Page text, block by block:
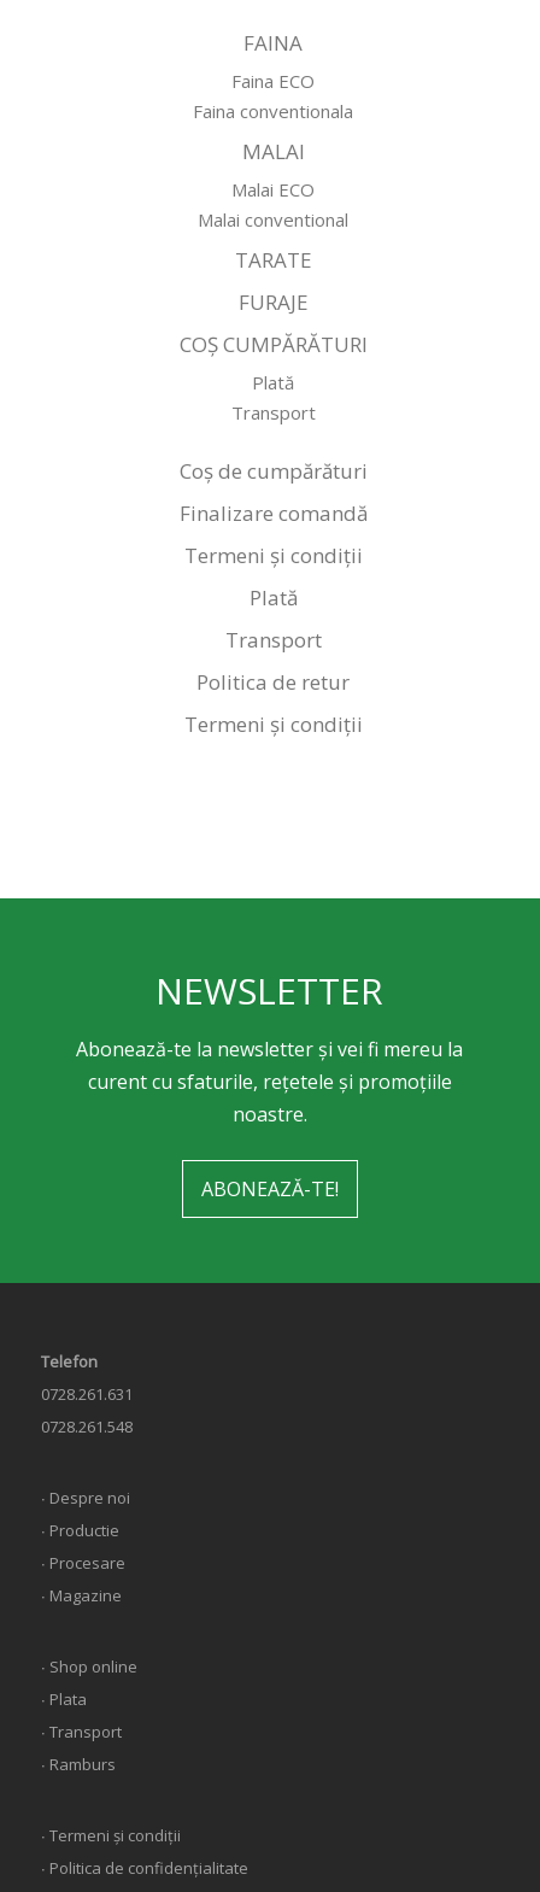
FAINA
Faina ECO
Faina conventionala
MALAI
Malai ECO
Malai conventional
TARATE
FURAJE
COȘ CUMPĂRĂTURI
Plată
Transport
Coș de cumpărături
Finalizare comandă
Termeni și condiții
Plată
Transport
Politica de retur
Termeni și condiții
NEWSLETTER
Abonează-te la newsletter și vei fi mereu la
curent cu sfaturile, rețetele și promoțiile
noastre.
ABONEAZĂ-TE!
Telefon
0728.261.631
0728.261.548
∙ Despre noi
∙ Productie
∙ Procesare
∙ Magazine
∙ Shop online
∙ Plata
∙ Transport
∙ Ramburs
∙ Termeni și condiții
∙ Politica de confidențialitate